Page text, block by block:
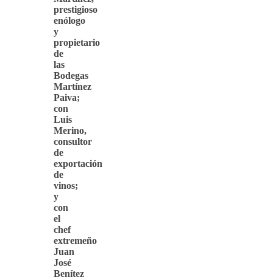
prestigioso
enólogo
y
propietario
de
las
Bodegas
Martínez
Paiva;
con
Luis
Merino,
consultor
de
exportación
de
vinos;
y
con
el
chef
extremeño
Juan
José
Benítez